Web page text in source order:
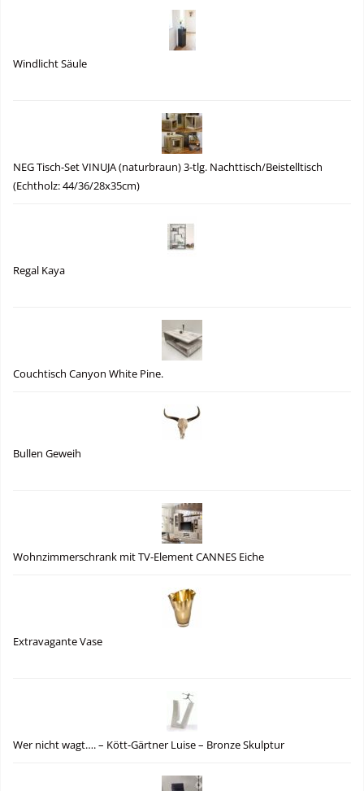
Windlicht Säule
NEG Tisch-Set VINUJA (naturbraun) 3-tlg. Nachttisch/Beistelltisch
(Echtholz: 44/36/28x35cm)
Regal Kaya
Couchtisch Canyon White Pine.
Bullen Geweih
Wohnzimmerschrank mit TV-Element CANNES Eiche
Extravagante Vase
Wer nicht wagt…. – Kött-Gärtner Luise – Bronze Skulptur